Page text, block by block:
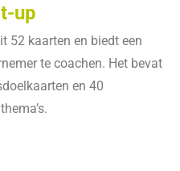
up
52 kaarten en biedt een
te coachen. Het bevat
en 40